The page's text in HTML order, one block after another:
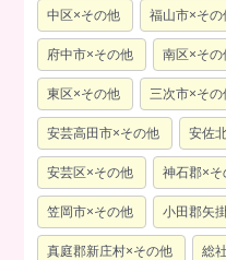
中区×その他 福山市×その
府中市×その他 南区×その
東区×その他 三次市×その
安芸高田市×その他 安佐
安芸区×その他 神石郡×そ
笠岡市×その他 小田郡矢
真庭郡新庄村×その他 総